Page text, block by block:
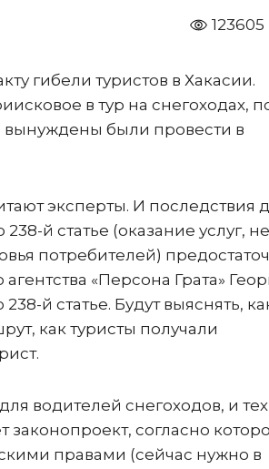
123605
гибели туристов в Хакасии.
в тур на снегоходах,
вынуждены были провести в
эксперты. И последствия
й статье (оказание услуг, не
потребителей)
«Персона Грата»
й статье. Будут выяснять,
как туристы получали
водителей снегоходов, и
законопроект, согласно
правами (сейчас нужно в